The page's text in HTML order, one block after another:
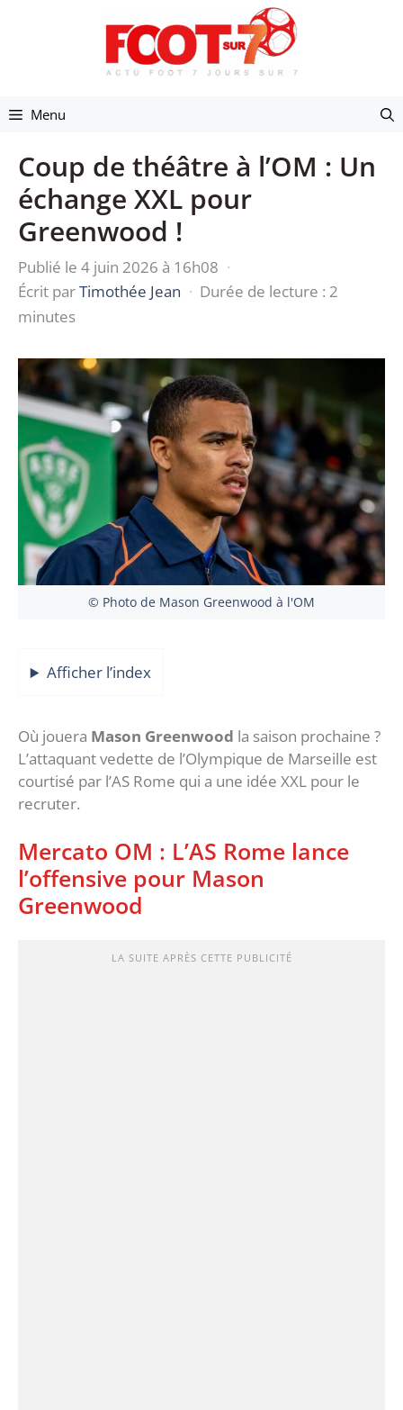
Menu
Coup de théâtre à l’OM : Un
échange XXL pour
Greenwood !
Publié le 4 juin 2026 à 16h08 ·
Écrit parTimothée Jean · Durée de lecture : 2
minutes
© Photo de Mason Greenwood à l'OM
Afficher l’index
Où jouera Mason Greenwood la saison prochaine ?
L’attaquant vedette de l’Olympique de Marseille est
courtisé par l’AS Rome qui a une idée XXL pour le
recruter.
Mercato OM : L’AS Rome lance
l’offensive pour Mason
Greenwood
LA SUITE APRÈS CETTE PUBLICITÉ